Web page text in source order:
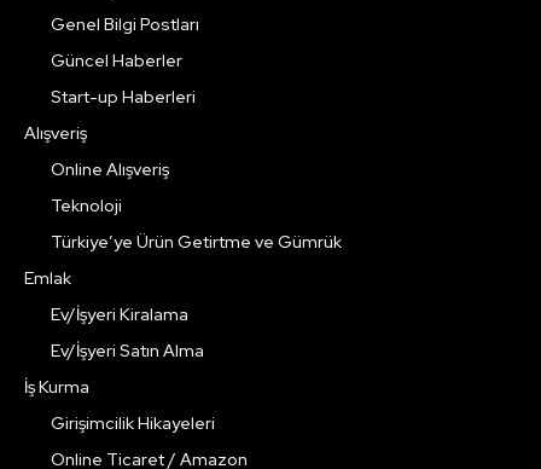
Genel Bilgi Postları
Güncel Haberler
Start-up Haberleri
Alışveriş
Online Alışveriş
Teknoloji
Türkiye’ye Ürün Getirtme ve Gümrük
Emlak
Ev/İşyeri Kiralama
Ev/İşyeri Satın Alma
İş Kurma
Girişimcilik Hikayeleri
Online Ticaret / Amazon